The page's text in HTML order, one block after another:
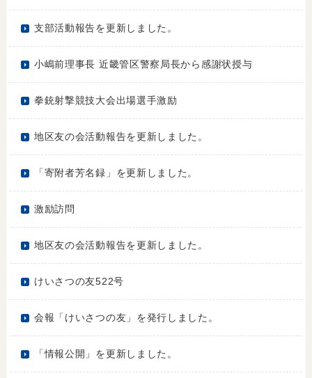
支部活動報告を更新しました。
小嶋前理事長 近畿管区警察局長から感謝状授与
拳銃射撃競技大会出場選手激励
地区友の会活動報告を更新しました。
「寄附者芳名録」を更新しました。
激励訪問
地区友の会活動報告を更新しました。
けいさつの友522号
会報「けいさつの友」を発行しました。
「情報公開」を更新しました。